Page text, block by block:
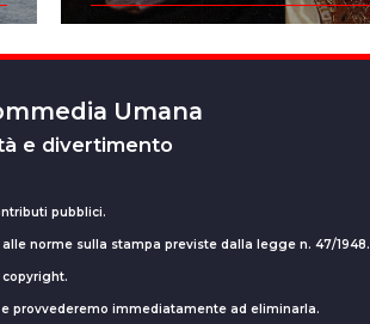
Umana
e divertimento
pubblici.
norme sulla stampa previste dalla legge n. 47/1948.
provvederemo immediatamente ad eliminarla.